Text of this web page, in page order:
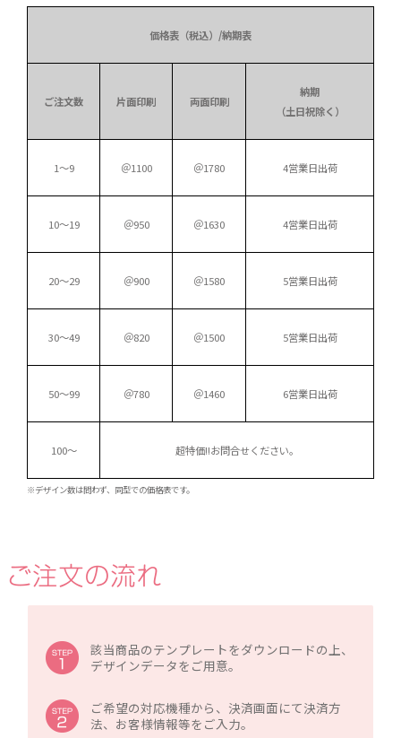
価格表（税込）/納期表
ご注文数 片面印刷 両面印刷
納期
（土日祝除く）
1～9 ＠1100 ＠1780 4営業日出荷
10～19 ＠950 ＠1630 4営業日出荷
20～29 ＠900 ＠1580 5営業日出荷
30～49 ＠820 ＠1500 5営業日出荷
50～99 ＠780 ＠1460 6営業日出荷
100～ 超特価!!お問合せください。
※デザイン数は問わず、同型での価格表です。
該当商品のテンプレートをダウンロードの上、
デザインデータをご用意。
ご希望の対応機種から、決済画面にて決済方
法、お客様情報等をご入力。